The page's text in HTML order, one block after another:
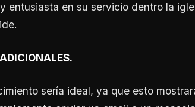
entusiasta en su servicio dentro la
sería ideal, ya que esto